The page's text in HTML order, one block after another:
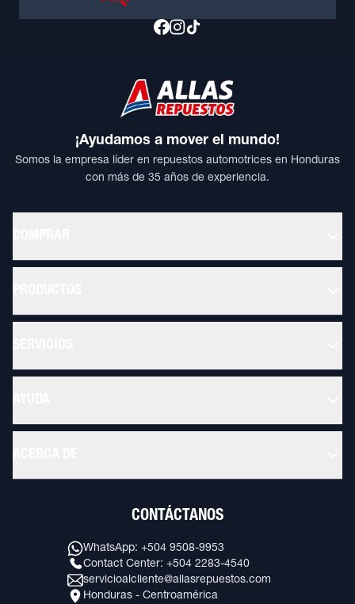
¡Ayudamos a mover el mundo!
Somos la empresa líder en repuestos automotrices en Honduras
con más de 35 años de experiencia.
CONTÁCTANOS
WhatsApp: +504 9508-9953
Contact Center: +504 2283-4540
servicioalcliente@allasrepuestos.com
Honduras - Centroamérica